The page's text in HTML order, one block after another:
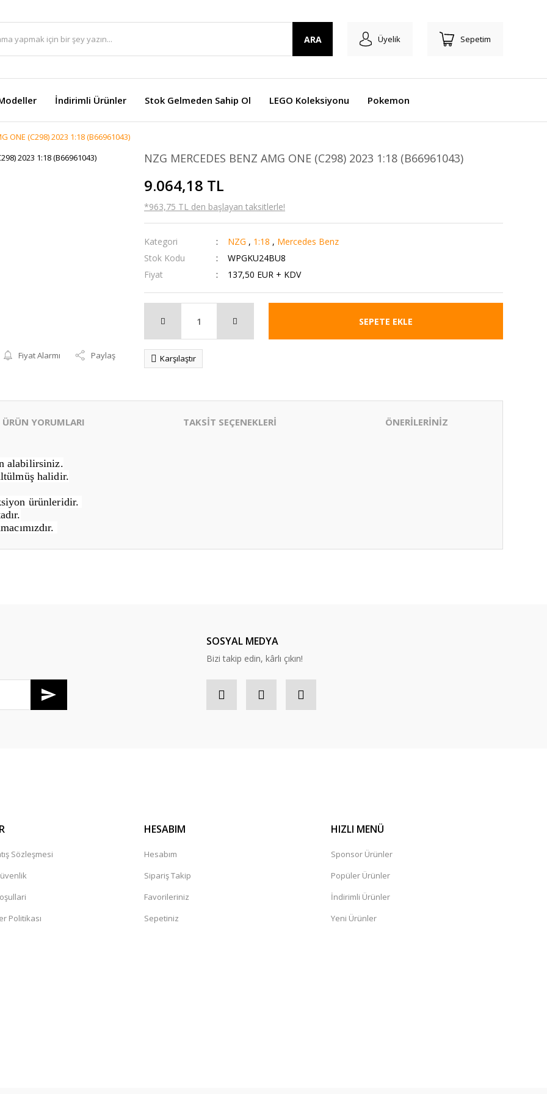
ARA Üyelik Sepetim
İndirimli Ürünler Stok Gelmeden Sahip Ol LEGO Koleksiyonu Pokemon
ONE (C298) 2023 1:18 (B66961043)
Fiyat Alarmı Paylaş
NZG MERCEDES BENZ AMG ONE (C298) 2023 1:18 (B66961043)
9.064,18 TL
*963,75 TL den başlayan taksitlerle!
Kategori NZG , 1:18 , Mercedes Benz
Stok Kodu
WPGKU24BU8
Fiyat
137,50 EUR + KDV
SEPETE EKLE
Karşılaştır
ÜRÜN YORUMLARI TAKSİT SEÇENEKLERİ ÖNERİLERİNİZ
alabilirsiniz.
halidir.
ürünleridir.
SOSYAL MEDYA
Bizi takip edin, kârlı çıkın!
Sözleşmesi
Politikası
HESABIM
Hesabım
Sipariş Takip
Favorileriniz
Sepetiniz
HIZLI MENÜ
Sponsor Ürünler
Popüler Ürünler
İndirimli Ürünler
Yeni Ürünler